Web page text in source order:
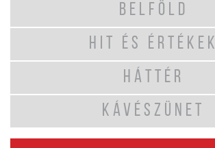
BELFÖLD
HIT ÉS ÉRTÉKEK
HÁTTÉR
KÁVÉSZÜNET